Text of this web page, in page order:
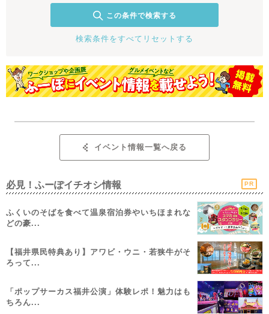
この条件で検索する
検索条件をすべてリセットする
イベント情報一覧へ戻る
必見！ふーぽイチオシ情報 PR
ふくいのそばを食べて温泉宿泊券やいちほまれな
どの豪...
【福井県民特典あり】アワビ・ウニ・若狭牛がそ
ろって...
「ポップサーカス福井公演」体験レポ！魅力はも
ちろん...